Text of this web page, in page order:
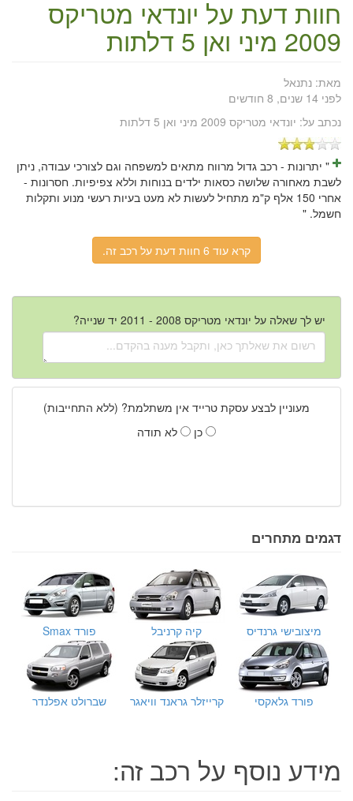
חוות דעת על יונדאי מטריקס
2009 מיני ואן 5 דלתות
מאת: נתנאל
לפני 14 שנים, 8 חודשים
נכתב על: יונדאי מטריקס 2009 מיני ואן 5 דלתות
" יתרונות - רכב גדול מרווח מתאים למשפחה וגם לצורכי עבודה, ניתן
לשבת מאחורה שלושה כסאות ילדים בנוחות וללא צפיפיות. חסרונות -
אחרי 150 אלף ק"מ מתחיל לעשות לא מעט בעיות רעשי מנוע ותקלות
חשמל. "
קרא עוד 6 חוות דעת על רכב זה.
יש לך שאלה על יונדאי מטריקס 2008 - 2011 יד שנייה?
מעוניין לבצע עסקת טרייד אין משתלמת? (ללא התחייבות)
כן
לא תודה
דגמים מתחרים
מיצובישי גרנדיס קיה קרניבל פורד Smax
פורד גלאקסי קרייזלר גראנד וויאגר שברולט אפלנדר
מידע נוסף על רכב זה: